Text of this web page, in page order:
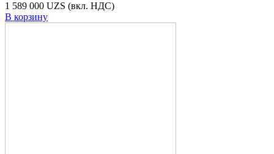
1 589 000 UZS (вкл. НДС)
В корзину